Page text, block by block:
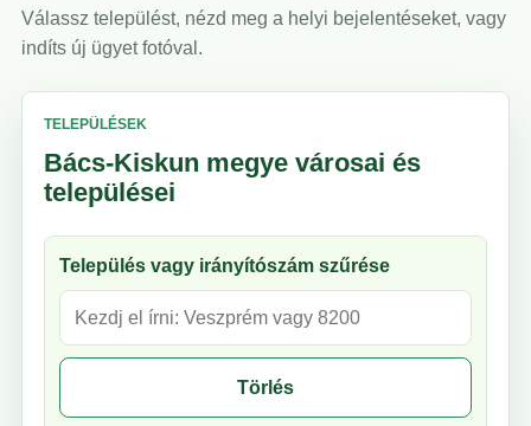
Válassz települést, nézd meg a helyi bejelentéseket, vagy
indíts új ügyet fotóval.
TELEPÜLÉSEK
Bács-Kiskun megye városai és
települései
Település vagy irányítószám szűrése
Törlés